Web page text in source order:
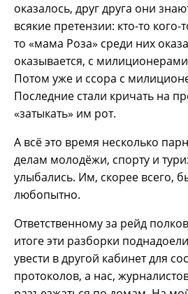
оказалось, друг друга они
всякие претензии: кто-то кого-
то «мама Роза» среди них
оказывается, с
Потом уже и ссора с
Последние стали кричать на
«затыкать» им рот.
А всё это время несколько
делам молодёжи, спорту и
улыбались. Им, скорее всего,
любопытно.
Ответственному за рейд
итоге эти разборки
увести в другой кабинет для
протоколов, а нас,